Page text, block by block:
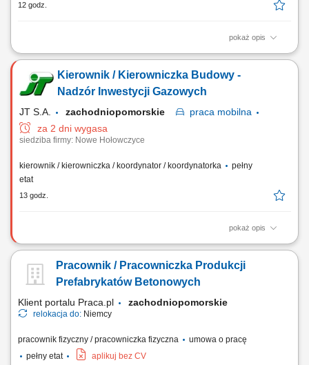
12 godz.
pokaż opis
Opis stanowiska Samodzielne prowadzenie powierzonej sekcji
Monitorowanie standardów jakościowych oraz dbałość o powtarzalność
doskonałego smaku potraw. Koordynowanie codziennych procesów na
Kierownik / Kierowniczka Budowy -
Nadzór Inwestycji Gazowych
JT S.A. zachodniopomorskie praca mobilna
za 2 dni wygasa
siedziba firmy: Nowe Hołowczyce
kierownik / kierowniczka / koordynator / koordynatorka
pełny
etat
13 godz.
pokaż opis
Miejsce pracy: budowy na terenie całego kraju Opis stanowiska
gazociągi wysokiego ciśnienia oraz stacje i tłocznie gazowe, Bieżący
nadzór nad pracami budowlanymi i dokumentacją kontraktową,
Pracownik / Pracowniczka Produkcji
Prefabrykatów Betonowych
Klient portalu Praca.pl zachodniopomorskie
relokacja do: Niemcy
pracownik fizyczny / pracowniczka fizyczna
umowa o pracę
pełny etat
aplikuj bez CV